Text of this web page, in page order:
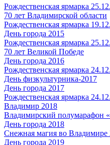
Рождественская ярмарка
70 лет Владимирской области
Рождественская ярмарка
День города 2015
Рождественская ярмарка
70 лет Великой Победе
День города 2016
Рождественская ярмарка
День физкультурника-2017
День города 2017
Рождественская ярмарка
Владимир 2018
Владимирский полумарафон
День города 2018
Снежная магия во Владимире
День города 2019